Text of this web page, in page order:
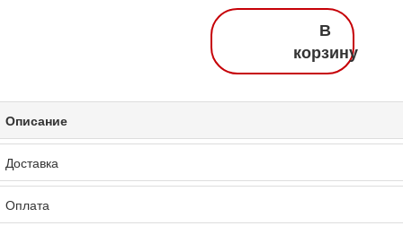
В
корзину
Описание
Доставка
Оплата